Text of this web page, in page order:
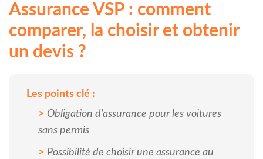
Assurance VSP : comment
comparer, la choisir et obtenir
un devis ?
Les points clé :
Obligation d’assurance pour les voitures
sans permis
Possibilité de choisir une assurance au